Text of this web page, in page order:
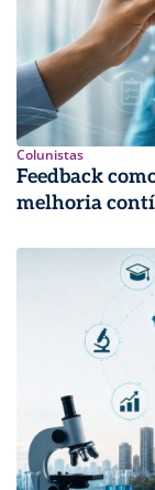
Colunistas
Feedback
melhoria